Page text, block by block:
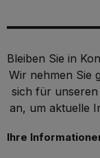
Bleiben Sie in
Wir nehmen Sie
sich für
an, um aktuelle
Ihre